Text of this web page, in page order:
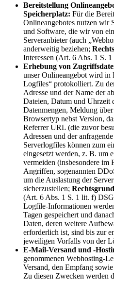
Bereitstellung
Speicherplatz: Für die
Onlineangebotes nutzen wir
und Software, die wir von
Serveranbieter (auch
anderweitig beziehen;
Interessen (Art. 6 Abs. 1 S.
Erhebung von
unser Onlineangebot wird in
Logfiles“ protokolliert. Zu
Adresse und der Name der
Dateien, Datum und Uhrzeit
Datenmengen, Meldung
Browsertyp nebst Version,
Referrer URL (die zuvor
Adressen und der
Serverlogfiles können zum
eingesetzt werden, z. B. um
vermeiden (insbesondere im
Angriffen, sogenannten
um die Auslastung der
sicherzustellen;
(Art. 6 Abs. 1 S. 1 lit. f)
Logfile-Informationen
Tagen gespeichert und
Daten, deren weitere
erforderlich ist, sind bis zur
jeweiligen Vorfalls von der
E-Mail-Versand und -
genommenen Webhosting-
Versand, den Empfang
Zu diesen Zwecken werden